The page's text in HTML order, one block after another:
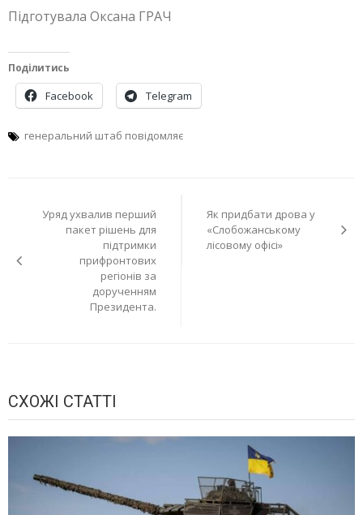
Підготувала Оксана ГРАЧ
Поділитись
Facebook Telegram
генеральний штаб повідомляє
записів
Уряд ухвалив перший
пакет рішень для
підтримки
прифронтових
регіонів за
дорученням
Президента.
Як придбати дрова у
«Слобожанському
лісовому офісі»
СХОЖІ СТАТТІ